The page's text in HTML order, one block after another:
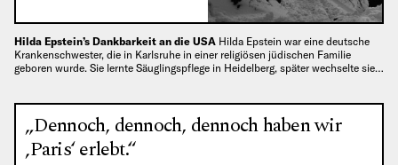
Hilda Epstein’s Dankbarkeit an die USA Hilda Epstein war eine deutsche
Krankenschwester, die in Karlsruhe in einer religiösen jüdischen Familie
geboren wurde. Sie lernte Säuglingspflege in Heidelberg, später wechselte sie…
„Dennoch, dennoch, dennoch haben wir
‚Paris‘ erlebt.“